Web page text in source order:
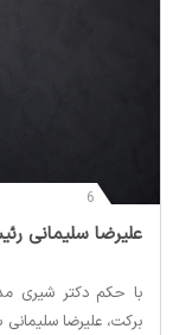
6
‌علیرضا سلیمانی
با حکم دکتر شیری
برکت، علیرضا